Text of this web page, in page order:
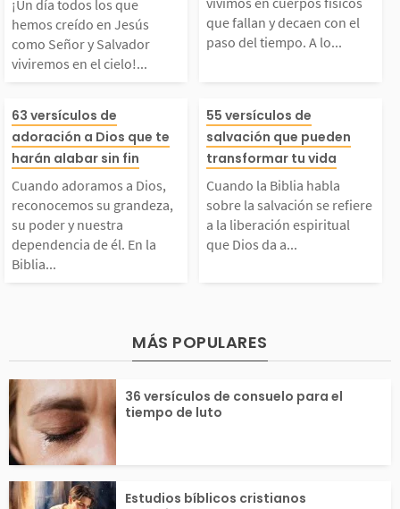
consecuencia del...
yuda a
gen...
Señor y Salvado
en el ciel
Habitaremos allí co
Dios y podremos ver
cara a cara. Verem
¡Un día todos los que
hemos creído en Jesús
como Señor y Salvador
viviremos en el cielo!...
ísicos que
aen con el
mpo. A lo
vida
clase de retos
a...
que fallan y decaen con el
paso del tiempo. A lo...
adoramos a D
reconocemos su g
su poder y n
dependencia de
a adorar a Di
con todo nuestro se
en...
63 versículos de
adoración a Dios que te
harán alabar sin fin
Cuando adoramos a Dios,
reconocemos su grandeza,
su poder y nuestra
dependencia de él. En la
Biblia...
Cuando la
a sobre la
e refiere a la
n espiritual
iden creer en
arrepienten de
55 versículos de
salvación que pueden
transformar tu vida
Cuando la Biblia habla
sobre la salvación se refiere
a la liberación espiritual
que Dios da a...
MÁS POPULARES
36 versículos de consuelo para el
tiempo de luto
Estudios bíblicos cristianos